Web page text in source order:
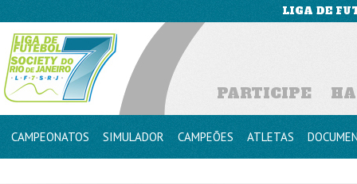
LIGA DE
PARTICIPE
CAMPEONATOS SIMULADOR CAMPEÕES ATLETAS